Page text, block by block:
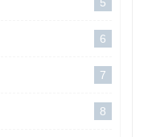
6
7
8